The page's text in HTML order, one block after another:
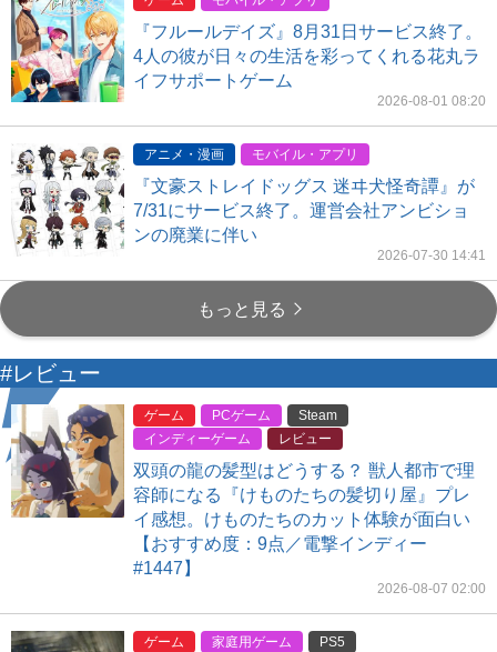
『フルールデイズ』8月31日サービス終了。
4人の彼が日々の生活を彩ってくれる花丸ラ
イフサポートゲーム
2026-08-01 08:20
アニメ・漫画 モバイル・アプリ
『文豪ストレイドッグス 迷ヰ犬怪奇譚』が
7/31にサービス終了。運営会社アンビショ
ンの廃業に伴い
2026-07-30 14:41
もっと見る
#レビュー
ゲーム PCゲーム
Steam
インディーゲーム
レビュー
双頭の龍の髪型はどうする？ 獣人都市で理
容師になる『けものたちの髪切り屋』プレ
イ感想。けものたちのカット体験が面白い
【おすすめ度：9点／電撃インディー
#1447】
2026-08-07 02:00
ゲーム 家庭用ゲーム
PS5